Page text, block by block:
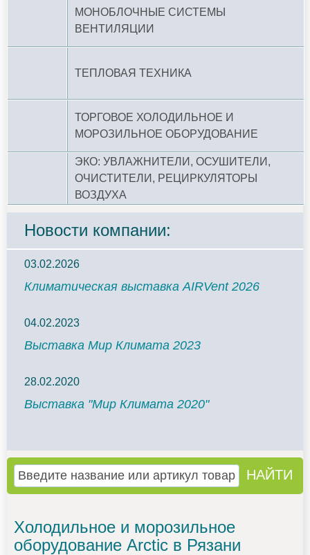
МОНОБЛОЧНЫЕ СИСТЕМЫ
ВЕНТИЛЯЦИИ
ТЕПЛОВАЯ ТЕХНИКА
ТОРГОВОЕ ХОЛОДИЛЬНОЕ И
МОРОЗИЛЬНОЕ ОБОРУДОВАНИЕ
ЭКО: УВЛАЖНИТЕЛИ, ОСУШИТЕЛИ,
ОЧИСТИТЕЛИ, РЕЦИРКУЛЯТОРЫ
ВОЗДУХА
Новости компании:
03.02.2026
Климатическая выставка AIRVent 2026
04.02.2023
Выставка Мир Климата 2023
28.02.2020
Выставка "Мир Климата 2020"
Холодильное и морозильное
оборудование Arctic в Рязани